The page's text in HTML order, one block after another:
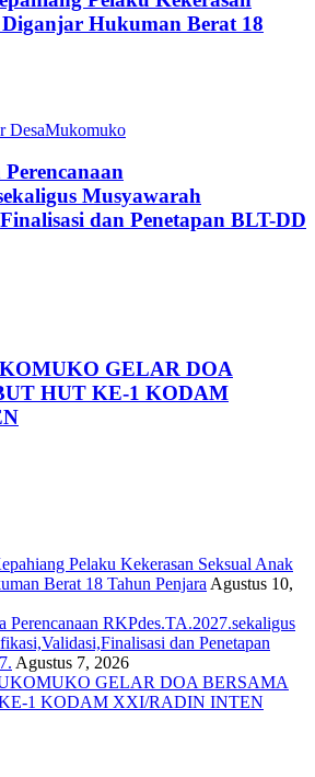
Hukuman Berat 18
DesaMukomuko
Musyawarah
dan Penetapan BLT-DD
GELAR DOA
HUT KE-1 KODAM
Pelaku Kekerasan Seksual Anak
Berat 18 Tahun Penjara Agustus 10,
Perencanaan RKPdes.TA.2027.sekaligus
dan Penetapan
Agustus 7, 2026
GELAR DOA BERSAMA
1 KODAM XXI/RADIN INTEN